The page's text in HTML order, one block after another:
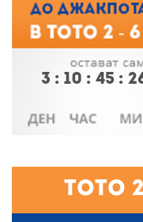
3 : 10 : 45 :
Тото 2